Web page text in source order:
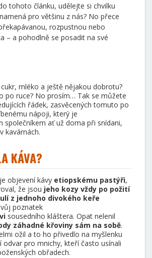
tohoto článku, udělejte si chvilku
pro většinu z nás? No přece
rozpustnou nebo
– a pohodlně se posadit na své
mléko a ještě nějakou dobrotu?
po ruce? No prosím… Tak se můžete
řádek, zasvěcených tomuto po
nápoji, který je
společníkem ať už doma při snídani,
kavárnách.
KÁVA?
objevení kávy etiopskému pastýři,
že jsou jeho kozy vždy po požití
z jednoho divokého keře
poznatek
sousedního kláštera. Opat nelenil
záhadné křoviny sám na sobě.
ožil a to ho přivedlo na myšlenku
odvar pro mnichy, kteří často usínali
obřadech.